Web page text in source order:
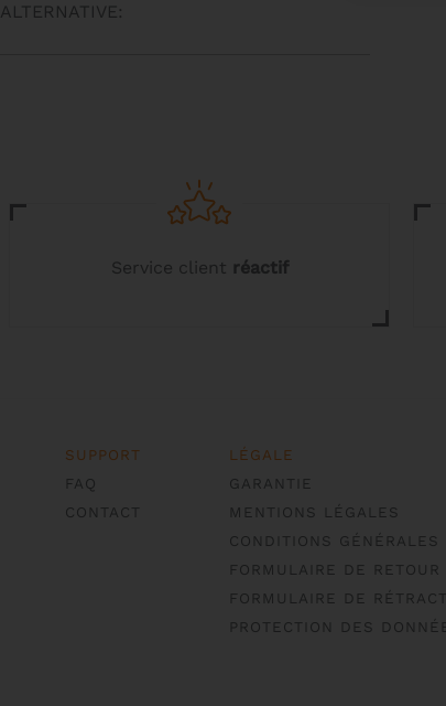
ALTERNATIVE:
Service client réactif
SUPPORT
FAQ
CONTACT
LÉGALE
GARANTIE
MENTIONS LÉGALES
CONDITIONS GÉNÉRALES
FORMULAIRE DE RETOUR
FORMULAIRE DE
PROTECTION DES